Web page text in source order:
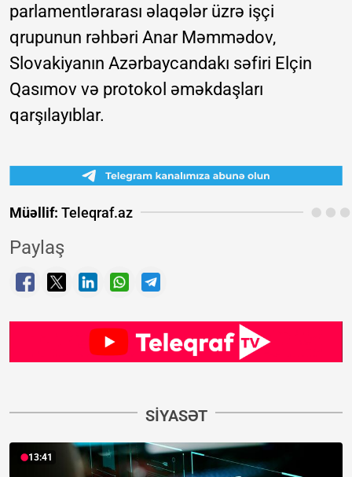
parlamentlərarası əlaqələr üzrə işçi
qrupunun rəhbəri Anar Məmmədov,
Slovakiyanın Azərbaycandakı səfiri Elçin
Qasımov və protokol əməkdaşları
qarşılayıblar.
Müəllif: Teleqraf.az
Paylaş
SIYASƏT
13:41